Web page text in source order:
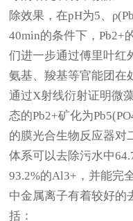
除效果，在pH为5、
40min的条件下，Pb2+
们进一步通过傅里叶红
氨基、羧基等官能团在
通过X射线衍射证明微
态的Pb2+矿化为
的膜光合生物反应器对
体系可以去除污水中
93.2%的Al3+，并能完
中金属离子有着较好的
括：